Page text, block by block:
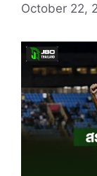
October 22,